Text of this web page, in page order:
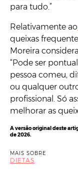
para tudo.”
Relativamente ao
queixas
Moreira
“Pode ser
pessoa comeu,
ou qualquer
profissional. Só
melhorar as
A versão original deste
de 2026.
MAIS SOBRE
DIETAS